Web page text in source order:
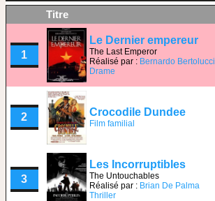
Titre
1
Le Dernier empereur
The Last Emperor
Réalisé par : Bernardo Bertolucci
Drame
2 Crocodile Dundee
Film familial
3
Les Incorruptibles
The Untouchables
Réalisé par : Brian De Palma
Thriller